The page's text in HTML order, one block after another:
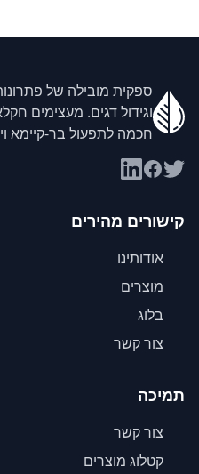
ספקית מובילה של
וגידול דגים. מעצימים
חכמה לתפעול בר-קיימא
קישורים מהירים
אודותינו
מוצרים
בלוג
צור קשר
תמיכה
צור קשר
קטלוג מוצרים